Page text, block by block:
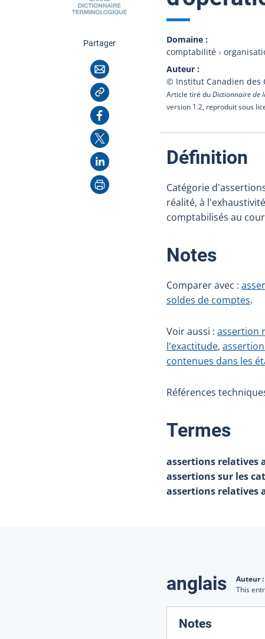
Domaine
comptabilité
Auteur
© Institut Canadien des
Article tiré duDictionnaire de
version 1.2, reproduit sous
Partagercette page
Courriel
Copier l'adresse
Facebook
X
LinkedIn
Imprimer
Définition
Catégorie
réalité, à
comptabilisés au
Notes:
Comparer avec :
soldes de comptes.
Voir aussi : assertion
l'exactitude,
contenues dans les
Références
Termes:
assertions relatives
assertions sur les
assertions relatives
anglais Auteur :
This
Notes